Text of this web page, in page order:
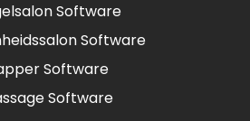
Software
Software
Software
Software